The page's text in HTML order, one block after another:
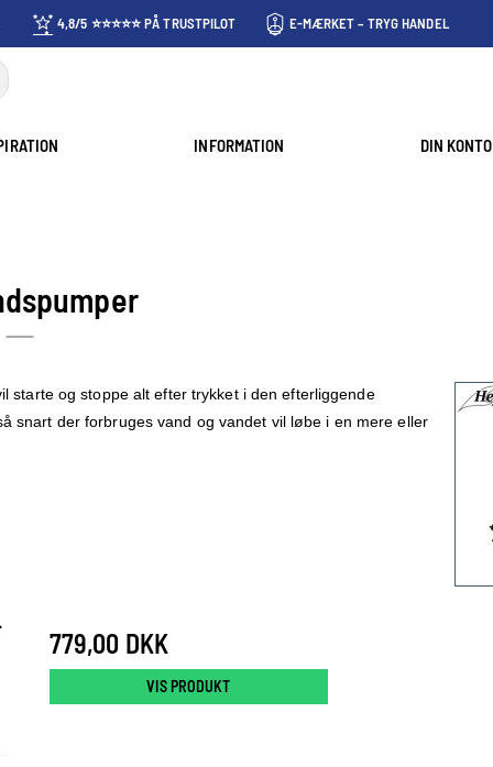
4,8/5 ⭐⭐⭐⭐⭐ PÅ TRUSTPILOT E-MÆRKET – TRYG HANDEL
INFORMATION DIN KONTO
starte og stoppe alt efter trykket i den efterliggende
snart der forbruges vand og vandet vil løbe i en mere eller
779,00 DKK
VIS PRODUKT